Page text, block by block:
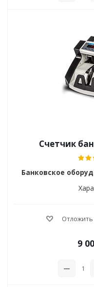
Счетчик
Банковское
Отложить
9